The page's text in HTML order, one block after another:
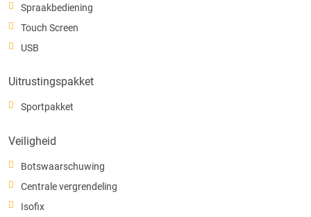
Spraakbediening
Touch Screen
USB
Uitrustingspakket
Sportpakket
Veiligheid
Botswaarschuwing
Centrale vergrendeling
Isofix